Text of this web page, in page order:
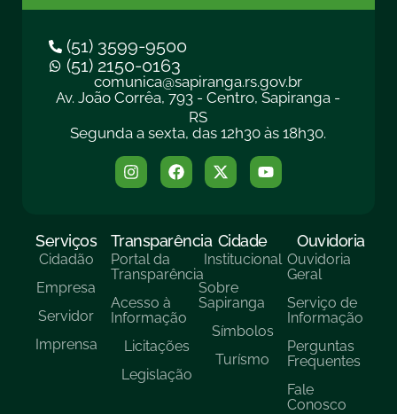
(51) 3599-9500
(51) 2150-0163
comunica@sapiranga.rs.gov.br
Av. João Corrêa, 793 - Centro, Sapiranga -
RS
Segunda a sexta, das 12h30 às 18h30.
Serviços
Cidadão
Empresa
Servidor
Imprensa
Transparência
Portal da
Transparência
Acesso à
Informação
Licitações
Legislação
Cidade
Institucional
Sobre
Sapiranga
Símbolos
Turísmo
Ouvidoria
Ouvidoria
Geral
Serviço de
Informação
Perguntas
Frequentes
Fale
Conosco